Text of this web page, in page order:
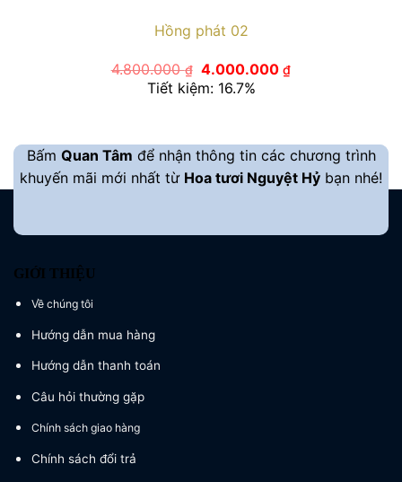
Hồng phát 02
4.800.000₫ Giá
gốc
là:
4.000.000₫Giá
Tiết kiệm: 16.7%
Bấm Quan Tâm để nhận thông tin các chương trình
khuyến mãi mới nhất từ Hoa tươi Nguyệt Hỷ bạn nhé!
GIỚI THIỆU
Về chúng tôi
Hướng dẫn mua hàng
Hướng dẫn thanh toán
Câu hỏi thường gặp
Chính sách giao hàng
Chính sách đổi trả